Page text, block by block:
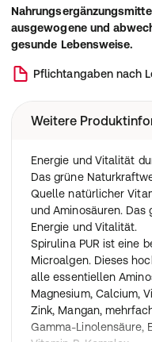
ausgewogene und
gesunde Lebensweise.
Pflichtangaben nach
Weitere
Energie und Vitalität
Das grüne
Quelle natürlicher
und Aminosäuren. Das
Energie und Vitalität.
Spirulina PUR ist eine
Microalgen. Dieses
alle essentiellen
Magnesium, Calcium,
Zink, Mangan,
Gamma-Linolensäure,